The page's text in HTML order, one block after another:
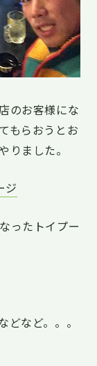
のお客様にな
もらおうとお
りました。
ジ
ったトイプー
など。。。